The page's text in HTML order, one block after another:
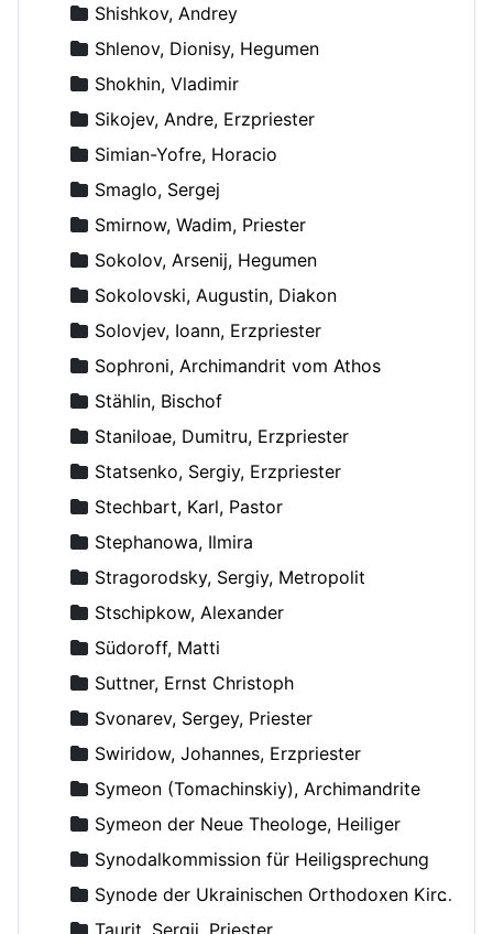
Shishkov, Andrey
Shlenov, Dionisy, Hegumen
Shokhin, Vladimir
Sikojev, Andre, Erzpriester
Simian-Yofre, Horacio
Smaglo, Sergej
Smirnow, Wadim, Priester
Sokolov, Arsenij, Hegumen
Sokolovski, Augustin, Diakon
Solovjev, Ioann, Erzpriester
Sophroni, Archimandrit vom Athos
Stählin, Bischof
Staniloae, Dumitru, Erzpriester
Statsenko, Sergiy, Erzpriester
Stechbart, Karl, Pastor
Stephanowa, Ilmira
Stragorodsky, Sergiy, Metropolit
Stschipkow, Alexander
Südoroff, Matti
Suttner, Ernst Christoph
Svonarev, Sergey, Priester
Swiridow, Johannes, Erzpriester
Symeon (Tomachinskiy), Archimandrite
Symeon der Neue Theologe, Heiliger
Synodalkommission für Heiligsprechung
Synode der Ukrainischen Orthodoxen Kirche
Taurit, Sergij, Priester